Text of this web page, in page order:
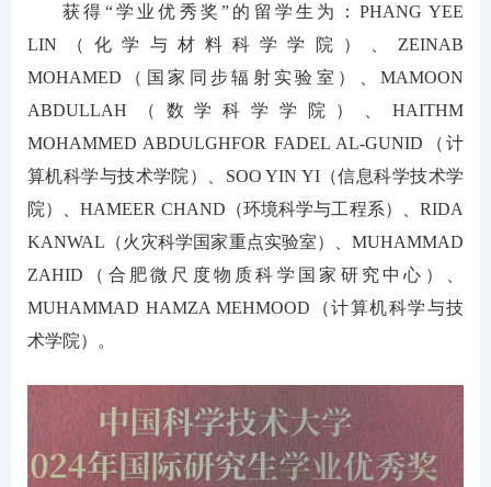
获得“学业优秀奖”的留学生为：PHANG YEE
LIN（化学与材料科学学院）、ZEINAB
MOHAMED（国家同步辐射实验室）、MAMOON
ABDULLAH（数学科学学院）、HAITHM
MOHAMMED ABDULGHFOR FADEL AL-GUNID（计
算机科学与技术学院）、SOO YIN YI（信息科学技术学
院）、HAMEER CHAND（环境科学与工程系）、RIDA
KANWAL（火灾科学国家重点实验室）、MUHAMMAD
ZAHID（合肥微尺度物质科学国家研究中心）、
MUHAMMAD HAMZA MEHMOOD（计算机科学与技
术学院）。